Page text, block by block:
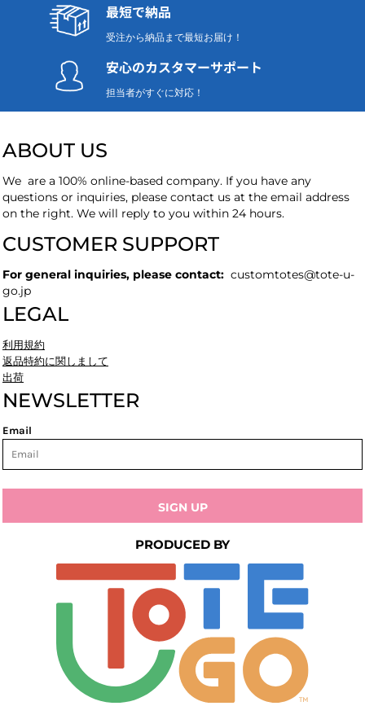
最短で納品
受注から納品まで最短お届け！
安心のカスタマーサポート
担当者がすぐに対応！
ABOUT US
We are a 100% online-based company. If you have any
questions or inquiries, please contact us at the email address
on the right. We will reply to you within 24 hours.
CUSTOMER SUPPORT
For general inquiries, please contact: customtotes@tote-u-
go.jp
LEGAL
利用規約
返品特約に関しまして
出荷
NEWSLETTER
Email
SIGN UP
PRODUCED BY